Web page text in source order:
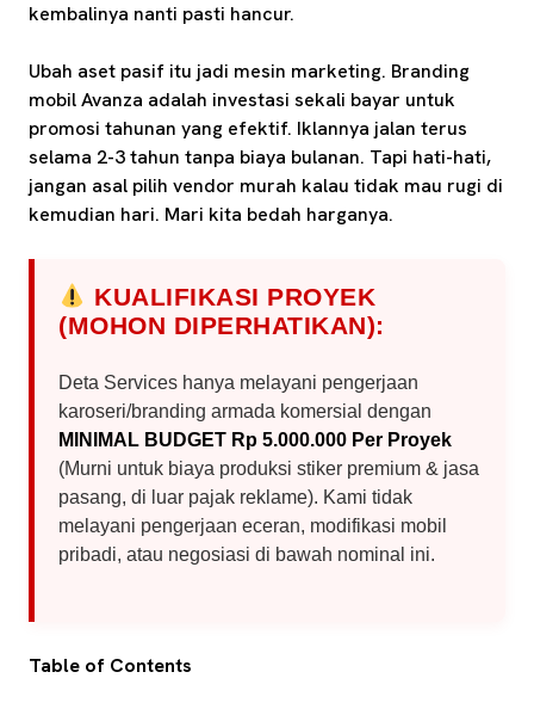
kembalinya nanti pasti hancur.
Ubah aset pasif itu jadi mesin marketing. Branding
mobil Avanza adalah investasi sekali bayar untuk
promosi tahunan yang efektif. Iklannya jalan terus
selama 2-3 tahun tanpa biaya bulanan. Tapi hati-hati,
jangan asal pilih vendor murah kalau tidak mau rugi di
kemudian hari. Mari kita bedah harganya.
KUALIFIKASI PROYEK
(MOHON DIPERHATIKAN):
Deta Services hanya melayani pengerjaan
karoseri/branding armada komersial dengan
MINIMAL BUDGET Rp 5.000.000 Per Proyek
(Murni untuk biaya produksi stiker premium & jasa
pasang, di luar pajak reklame). Kami tidak
melayani pengerjaan eceran, modifikasi mobil
pribadi, atau negosiasi di bawah nominal ini.
Table of Contents